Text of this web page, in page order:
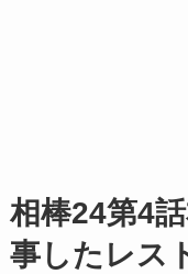
相棒24第4
事したレス